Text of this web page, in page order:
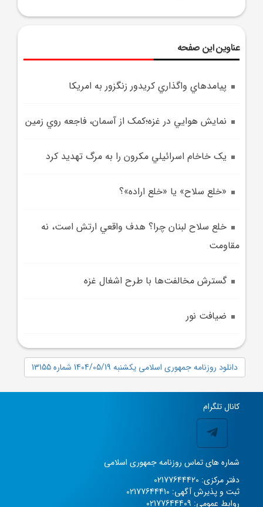
عناوین این صفحه
پيامدهاي واگذاري کريدور زنگزور به امريکا
نمايش هوايي در غزه؛کمک از آسمان، فاجعه روي زمين
يک خاخام اسرائيلي مکرون را به مرگ تهديد کرد
«خلع سلاح» يا «خلع اراده»؟
خلع سلاح لبنان چرا؟ هدف واقعي ارتش است، نه
مقاومت
گسترش مخالفت‌ها با طرح اشغال غزه
ضيافت نور
دانلود روزنامه جمهوری اسلامی یکشنبه 1404/05/19 شماره 13155
کانال تلگرام
شماره های تماس روزنامه جمهوری اسلامی
دفتر مرکزی: 02177644420
ثبت و پذیرش آگهی: 02177644410
روابط عمومی: 02177644409